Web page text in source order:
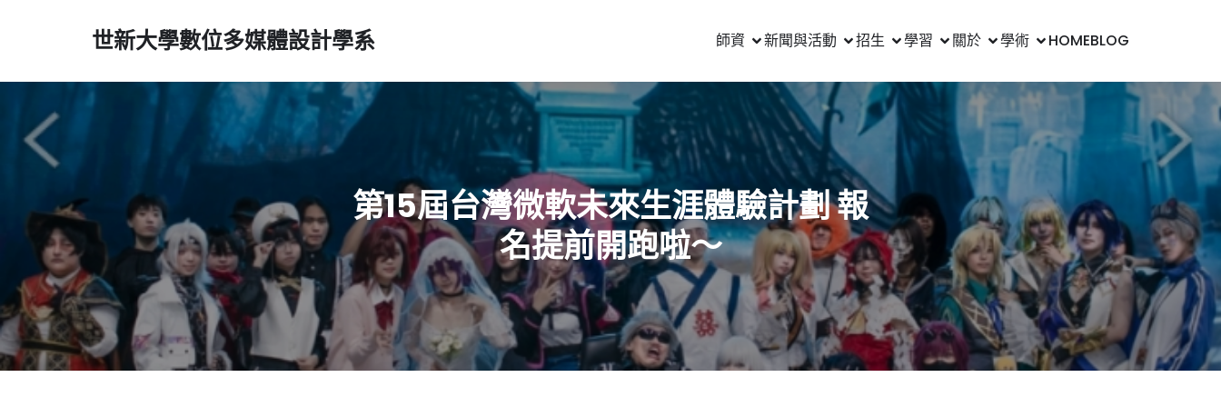
世新大學數位多媒體設計學系 師資 新聞與活動 招生 學習 關於 學術 HOMEBLOG
第15屆台灣微軟未來生涯體驗計劃 報
名提前開跑啦～